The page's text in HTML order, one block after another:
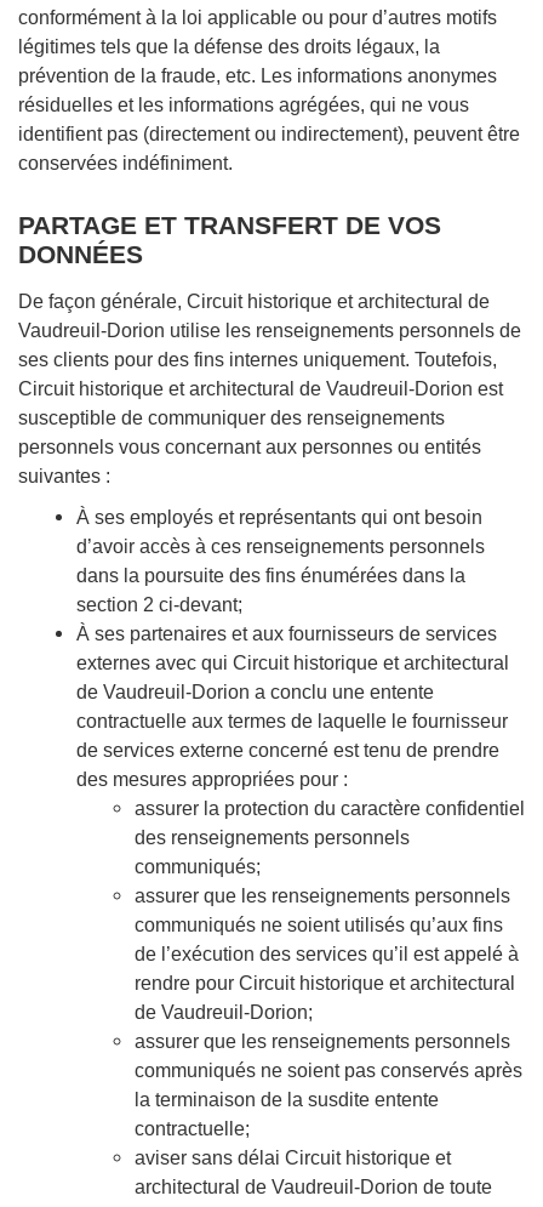
conformément à la loi applicable ou pour d’autres motifs
légitimes tels que la défense des droits légaux, la
prévention de la fraude, etc. Les informations anonymes
résiduelles et les informations agrégées, qui ne vous
identifient pas (directement ou indirectement), peuvent être
conservées indéfiniment.
PARTAGE ET TRANSFERT DE VOS
DONNÉES
De façon générale, Circuit historique et architectural de
Vaudreuil-Dorion utilise les renseignements personnels de
ses clients pour des fins internes uniquement. Toutefois,
Circuit historique et architectural de Vaudreuil-Dorion est
susceptible de communiquer des renseignements
personnels vous concernant aux personnes ou entités
suivantes :
À ses employés et représentants qui ont besoin
d’avoir accès à ces renseignements personnels
dans la poursuite des fins énumérées dans la
section 2 ci-devant;
À ses partenaires et aux fournisseurs de services
externes avec qui Circuit historique et architectural
de Vaudreuil-Dorion a conclu une entente
contractuelle aux termes de laquelle le fournisseur
de services externe concerné est tenu de prendre
des mesures appropriées pour :
assurer la protection du caractère confidentiel
des renseignements personnels
communiqués;
assurer que les renseignements personnels
communiqués ne soient utilisés qu’aux fins
de l’exécution des services qu’il est appelé à
rendre pour Circuit historique et architectural
de Vaudreuil-Dorion;
assurer que les renseignements personnels
communiqués ne soient pas conservés après
la terminaison de la susdite entente
contractuelle;
aviser sans délai Circuit historique et
architectural de Vaudreuil-Dorion de toute